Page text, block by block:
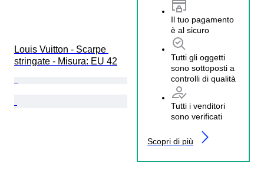
Louis Vuitton - Scarpe
stringate - Misura: EU 42
Il tuo pagamento
è al sicuro
Tutti gli oggetti
sono sottoposti a
controlli di qualità
Tutti i venditori
sono verificati
Scopri di più